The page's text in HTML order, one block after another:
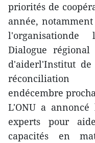
priorités de
année,
l'organisationde
Dialogue
d'aiderl'Institut
réconciliation
endécembre
L'ONU a
experts pour
capacités en